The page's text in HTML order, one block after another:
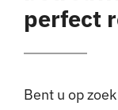
perfect
Bent u op